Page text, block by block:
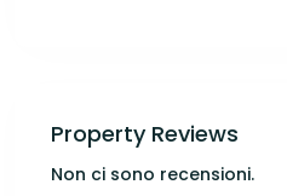
Property Reviews
Non ci sono recensioni.